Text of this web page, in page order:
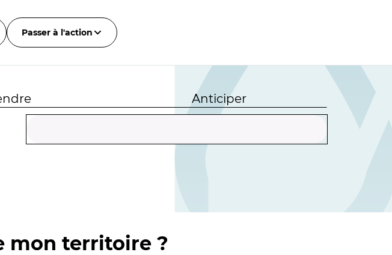
Passer à l'action
Anticiper
mon territoire ?